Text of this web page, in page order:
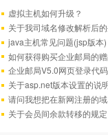
虚拟主机如何升级？
关于我司域名修改解析后
java主机常见问题(jsp版本)
如何获得购买企业邮局的
企业邮局V5.0网页登录代码
关于asp.net版本设置的说
请问我想把在新网注册的
关于会员间余款转移的规定